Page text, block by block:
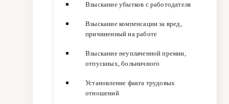
Взыскание убытков с работодателя
Взыскание компенсации за вред,
причиненный на работе
Взыскание неуплаченной премии,
отпускных, больничного
Установление факта трудовых
отношений